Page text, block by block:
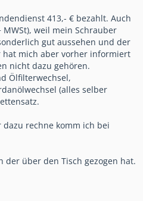
413,- € bezahlt. Auch
weil mein Schrauber
gut aussehen und der
hat mich aber vorher informiert
nicht dazu gehören.
Ölfilterwechsel,
(alles selber
rechne komm ich bei
der über den Tisch gezogen hat.